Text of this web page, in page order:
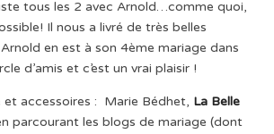
tous les 2 avec Arnold…comme quoi,
Il nous a livré de très belles
en est à son 4ème mariage dans
d’amis et c’est un vrai plaisir !
et accessoires : Marie Bédhet, La Belle
parcourant les blogs de mariage (dont